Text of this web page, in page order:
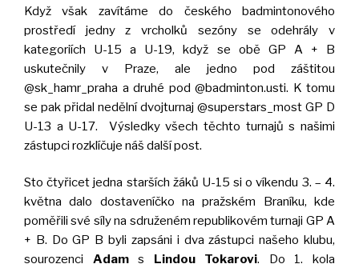
Když však zavítáme do českého badmintonového
prostředí jedny z vrcholků sezóny se odehrály v
kategoriích U-15 a U-19, když se obě GP A + B
uskutečnily v Praze, ale jedno pod záštitou
@sk_hamr_praha a druhé pod @badminton.usti. K tomu
se pak přidal nedělní dvojturnaj @superstars_most GP D
U-13 a U-17. Výsledky všech těchto turnajů s našimi
zástupci rozklíčuje náš další post.
Sto čtyřicet jedna starších žáků U-15 si o víkendu 3. – 4.
května dalo dostaveníčko na pražském Braníku, kde
poměřili své síly na sdruženém republikovém turnaji GP A
+ B. Do GP B byli zapsáni i dva zástupci našeho klubu,
sourozenci Adams Lindou Tokarovi. Do 1. kola